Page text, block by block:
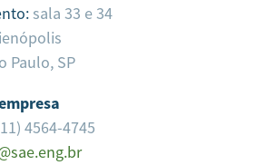
sala 33 e 34
Paulo, SP
4564-4745